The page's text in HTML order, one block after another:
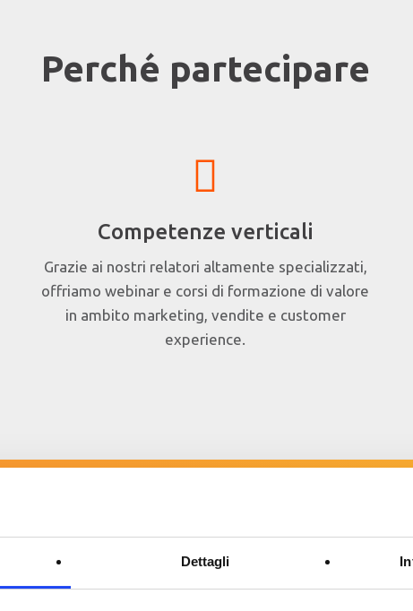
Dettagli
Perché partecipare
Competenze verticali
Grazie ai nostri relatori altamente specializzati,
offriamo webinar e corsi di formazione di valore
in ambito marketing, vendite e customer
experience.
svolge il webinar